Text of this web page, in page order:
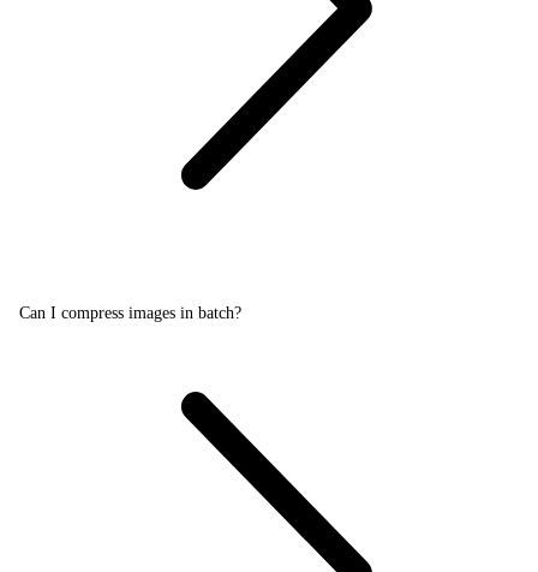
Can I compress images in batch?